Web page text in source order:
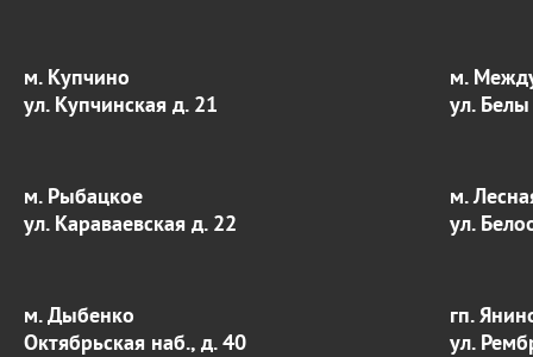
м. Купчино
ул. Купчинская д. 21
м.
ул.
м. Рыбацкое
ул. Караваевская д. 22
м.
ул.
м. Дыбенко
Октябрьская наб., д. 40
гп.
ул.